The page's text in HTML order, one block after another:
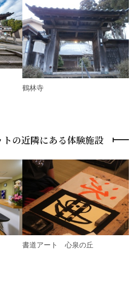
鶴林寺
N
e
x
t
トの近隣にある体験施設
書道アート 心泉の丘
N
e
x
t